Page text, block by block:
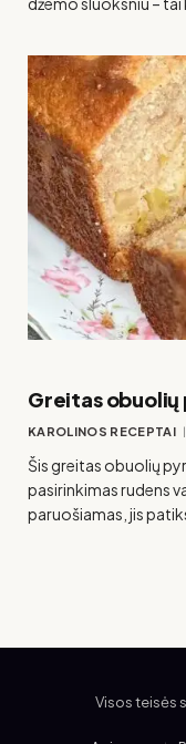
Greitas obuolių
KAROLINOS RECEPTAI
Šis greitas obuolių
pasirinkimas rudens
paruošiamas, jis
Visos teisės